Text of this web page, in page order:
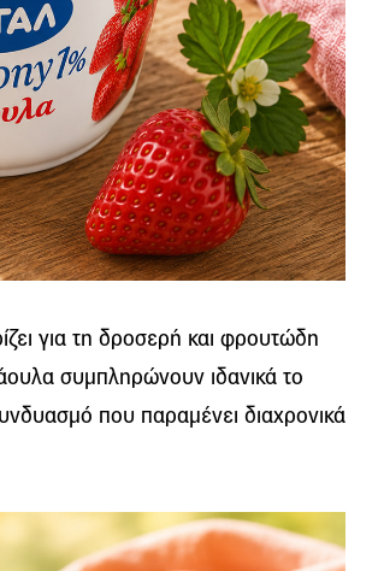
για τη δροσερή και φρουτώδη
συμπληρώνουν ιδανικά το
που παραμένει διαχρονικά